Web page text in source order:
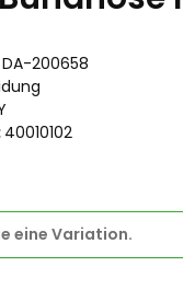
DA-200658
40010102
eine Variation.